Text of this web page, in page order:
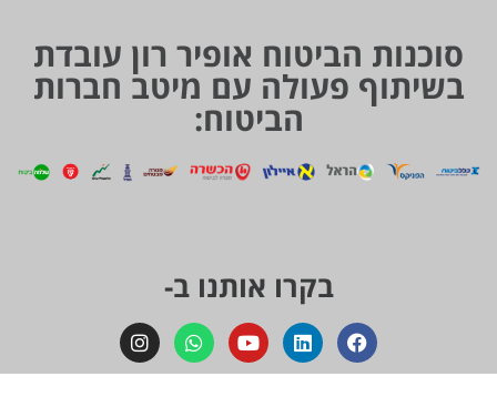
סוכנות הביטוח אופיר רון עובדת
בשיתוף פעולה עם מיטב חברות
הביטוח:
בקרו אותנו ב-